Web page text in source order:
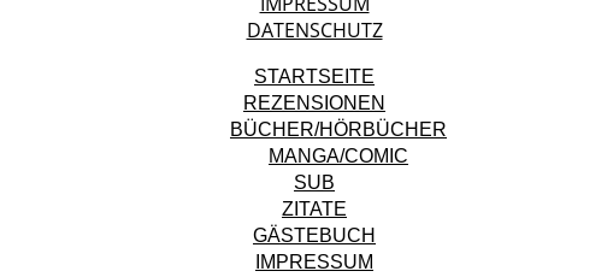
DATENSCHUTZ
STARTSEITE
REZENSIONEN
BÜCHER/HÖRBÜCHER
MANGA/COMIC
SUB
ZITATE
GÄSTEBUCH
IMPRESSUM